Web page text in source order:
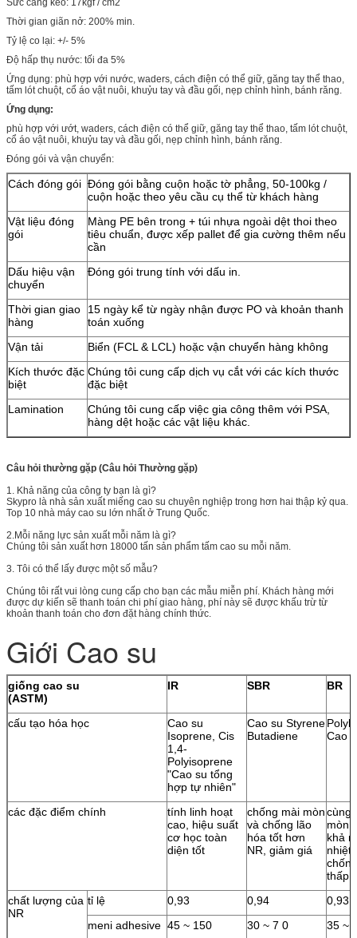
Sức căng kéo: 17kgf / cm2
Thời gian giãn nở: 200% min.
Tỷ lệ co lại: +/- 5%
Độ hấp thụ nước: tối đa 5%
Ứng dụng: phù hợp với nước, waders, cách điện có thể giữ, găng tay thể thao,
tấm lót chuột, cổ áo vật nuôi, khuỷu tay và đầu gối, nẹp chỉnh hình, bánh răng.
Ứng dụng:
phù hợp với ướt, waders, cách điện có thể giữ, găng tay thể thao, tấm lót chuột,
cổ áo vật nuôi, khuỷu tay và đầu gối, nẹp chỉnh hình, bánh răng.
Đóng gói và vận chuyển:
Cách đóng gói Đóng gói bằng cuộn hoặc tờ phẳng, 50-100kg /
cuộn hoặc theo yêu cầu cụ thể từ khách hàng
Vật liệu đóng
gói
Màng PE bên trong + túi nhựa ngoài dệt thoi theo
tiêu chuẩn, được xếp pallet để gia cường thêm nếu
cần
Dấu hiệu vận
chuyển
Đóng gói trung tính với dấu in.
Thời gian giao
hàng
15 ngày kể từ ngày nhận được PO và khoản thanh
toán xuống
Vận tải
Biển (FCL & LCL) hoặc vận chuyển hàng không
Kích thước đặc
biệt
Chúng tôi cung cấp dịch vụ cắt với các kích thước
đặc biệt
Lamination
Chúng tôi cung cấp việc gia công thêm với PSA,
hàng dệt hoặc các vật liệu khác.
Câu hỏi thường gặp (Câu hỏi Thường gặp)
1. Khả năng của công ty bạn là gì?
Skypro là nhà sản xuất miếng cao su chuyên nghiệp trong hơn hai thập kỷ qua.
Top 10 nhà máy cao su lớn nhất ở Trung Quốc.
2.Mỗi năng lực sản xuất mỗi năm là gì?
Chúng tôi sản xuất hơn 18000 tấn sản phẩm tấm cao su mỗi năm.
3. Tôi có thể lấy được một số mẫu?
Chúng tôi rất vui lòng cung cấp cho bạn các mẫu miễn phí. Khách hàng mới
được dự kiến ​​sẽ thanh toán chi phí giao hàng, phí này sẽ được khấu trừ từ
khoản thanh toán cho đơn đặt hàng chính thức.
Giới Cao su
giống cao su
(ASTM)
IR SBR BR
cấu tạo hóa học
Cao su
Isoprene, Cis
1,4-
Polyisoprene
"Cao su tổng
hợp tự nhiên"
Cao su Styrene
Butadiene
Cao
các đặc điểm chính
tính linh hoạt
cao, hiệu suất
cơ học toàn
diện tốt
chống mài mòn
và chống lão
hóa tốt hơn
NR, giảm giá
cùng
mòn
khả
nhiệt
thấp
chất lượng của
NR
tỉ lệ 0,93 0,94
0,93
meni adhesive 45 ~ 150 30 ~ 7 0 35 ~